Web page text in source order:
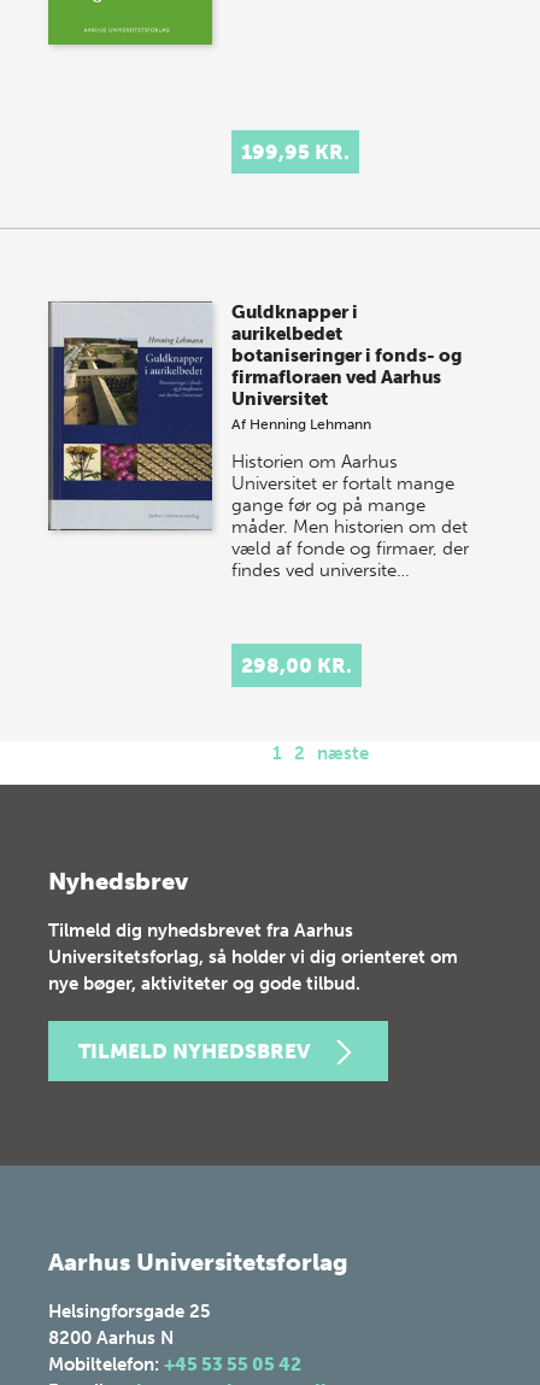
199,95 KR.
Guldknapper i
aurikelbedet
botaniseringer i fonds- og
firmafloraen ved Aarhus
Universitet
Af Henning Lehmann
Historien om Aarhus
Universitet er fortalt mange
gange før og på mange
måder. Men historien om det
væld af fonde og firmaer, der
findes ved universite…
298,00 KR.
1 2 næste
Nyhedsbrev
Tilmeld dig nyhedsbrevet fra Aarhus
Universitetsforlag, så holder vi dig orienteret om
nye bøger, aktiviteter og gode tilbud.
TILMELD NYHEDSBREV
Aarhus Universitetsforlag
Helsingforsgade 25
8200 Aarhus N
Mobiltelefon: +45 53 55 05 42